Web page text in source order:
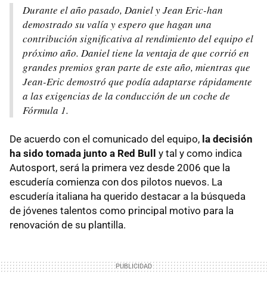
Durante el año pasado, Daniel y Jean Eric-han
demostrado su valía y espero que hagan una
contribución significativa al rendimiento del equipo el
próximo año. Daniel tiene la ventaja de que corrió en
grandes premios gran parte de este año, mientras que
Jean-Eric demostró que podía adaptarse rápidamente
a las exigencias de la conducción de un coche de
Fórmula 1.
De acuerdo con el comunicado del equipo, la decisión
ha sido tomada junto a Red Bull y tal y como indica
Autosport, será la primera vez desde 2006 que la
escudería comienza con dos pilotos nuevos. La
escudería italiana ha querido destacar a la búsqueda
de jóvenes talentos como principal motivo para la
renovación de su plantilla.